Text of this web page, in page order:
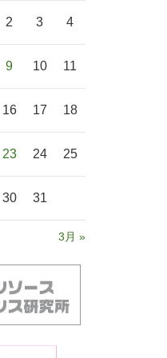
2 3 4
9 10 11
16 17 18
23 24 25
30 31
3月 »